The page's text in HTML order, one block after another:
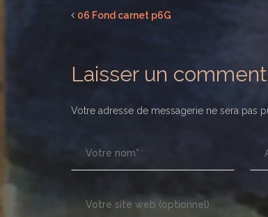
06 Fond carnet p6G
Laisser un
Votre adresse de messagerie ne sera pas